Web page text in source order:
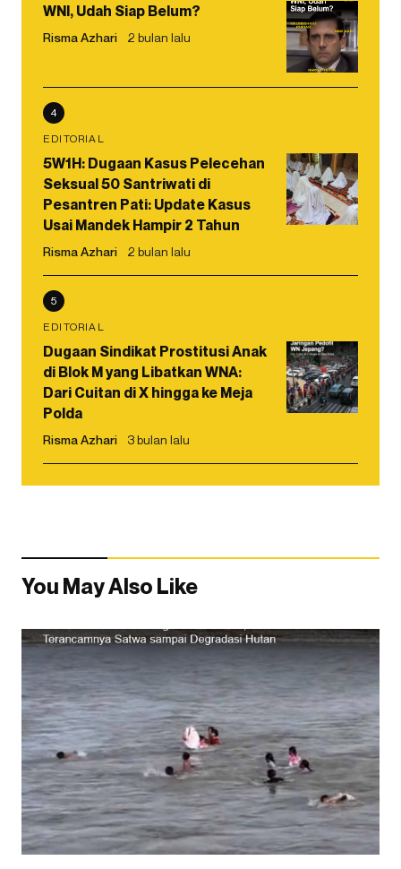
WNI, Udah Siap Belum?
Risma Azhari 2 bulan lalu
4
EDITORIAL
5W1H: Dugaan Kasus Pelecehan
Seksual 50 Santriwati di
Pesantren Pati: Update Kasus
Usai Mandek Hampir 2 Tahun
Risma Azhari 2 bulan lalu
5
EDITORIAL
Dugaan Sindikat Prostitusi Anak
di Blok M yang Libatkan WNA:
Dari Cuitan di X hingga ke Meja
Polda
Risma Azhari 3 bulan lalu
You May Also Like